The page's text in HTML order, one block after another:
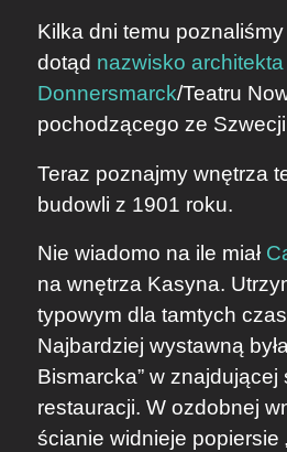
Kilka dni temu
dotąd nazwisko
Donnersmarck/Teatru
pochodzącego ze
Teraz poznajmy wnętrza
budowli z 1901 roku.
Nie wiadomo na ile miał
na wnętrza Kasyna.
typowym dla tamtych
Najbardziej wystawną
Bismarcka” w znajdującej
restauracji. W ozdobnej
ścianie widnieje popiersie